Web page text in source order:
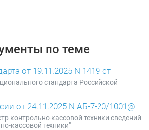
по теме
от 19.11.2025 N 1419-ст
стандарта Российской
от 24.11.2025 N АБ-7-20/1001@
контрольно-кассовой техники сведений
кассовой техники"